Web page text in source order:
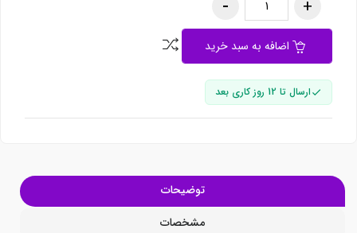
اضافه به سبد خرید
ارسال تا 12 روز کاری بعد
توضیحات
مشخصات